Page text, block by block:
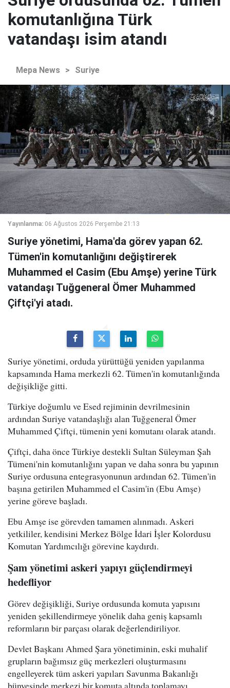
komutanlığına Türk
vatandaşı isim atandı
Mepa News > Suriye
Yayınlanma: 06 Ağustos 2026 Perşembe 21:13
Suriye yönetimi, Hama'da görev yapan 62.
Tümen'in komutanlığını değiştirerek
Muhammed el Casim (Ebu Amşe) yerine Türk
vatandaşı Tuğgeneral Ömer Muhammed
Çiftçi'yi atadı.
Suriye yönetimi, orduda yürüttüğü yeniden yapılanma
kapsamında Hama merkezli 62. Tümen'in komutanlığında
değişikliğe gitti.
Türkiye doğumlu ve Esed rejiminin devrilmesinin
ardından Suriye vatandaşlığı alan Tuğgeneral Ömer
Muhammed Çiftçi, tümenin yeni komutanı olarak atandı.
Çiftçi, daha önce Türkiye destekli Sultan Süleyman Şah
Tümeni'nin komutanlığını yapan ve daha sonra bu yapının
Suriye ordusuna entegrasyonunun ardından 62. Tümen'in
başına getirilen Muhammed el Casim'in (Ebu Amşe)
yerine göreve başladı.
Ebu Amşe ise görevden tamamen alınmadı. Askeri
yetkililer, kendisini Merkez Bölge İdari İşler Kolordusu
Komutan Yardımcılığı görevine kaydırdı.
Şam yönetimi askeri yapıyı güçlendirmeyi
hedefliyor
Görev değişikliği, Suriye ordusunda komuta yapısını
yeniden şekillendirmeye yönelik daha geniş kapsamlı
reformların bir parçası olarak değerlendiriliyor.
Devlet Başkanı Ahmed Şara yönetiminin, eski muhalif
grupların bağımsız güç merkezleri oluşturmasını
engelleyerek tüm askeri yapıları Savunma Bakanlığı
bünyesinde merkezi bir komuta altında toplamayı